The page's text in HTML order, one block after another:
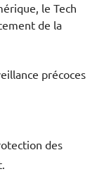
le Tech
de la
précoces
des